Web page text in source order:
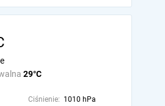
29°C
Ciśnienie: 1010 hPa